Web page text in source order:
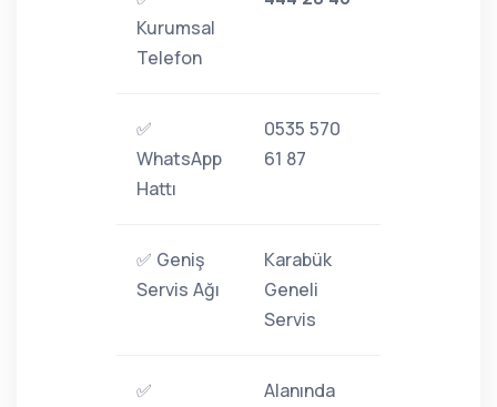
Kurumsal
Telefon
✅
WhatsApp
Hattı
0535 570
61 87
✅ Geniş
Servis Ağı
Karabük
Geneli
Servis
✅
Alanında